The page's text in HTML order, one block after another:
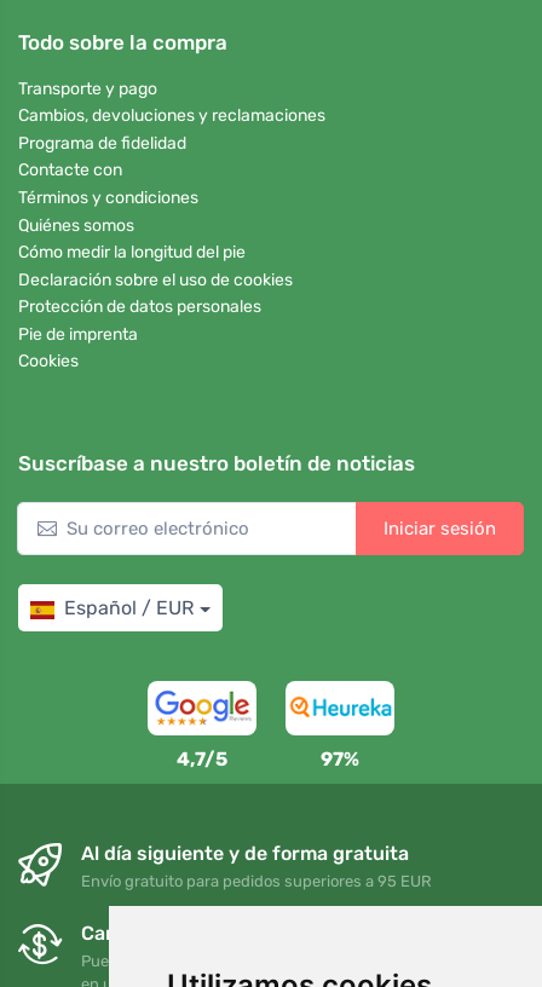
Todo sobre la compra
Transporte y pago
Cambios, devoluciones y reclamaciones
Programa de fidelidad
Contacte con
Términos y condiciones
Quiénes somos
Cómo medir la longitud del pie
Declaración sobre el uso de cookies
Protección de datos personales
Pie de imprenta
Cookies
Suscríbase a nuestro boletín de noticias
Iniciar sesión
Español / EUR
4,7/5 97%
Al día siguiente y de forma gratuita
Envío gratuito para pedidos superiores a 95 EUR
Cambios y devoluciones gratuitos
Puede devolver o cambiar su pedido en cualquier momento